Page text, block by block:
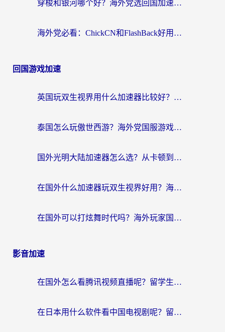
穿梭和银河哪个好？海外党选回国加速器的避坑指南，附番茄加速器实测体验
海外党必看：ChickCN和FlashBack好用吗？3招教你选对回国加速器（附云极、HomeCN、斧牛vs艾果对比）
回国游戏加速
英国玩双生视界用什么加速器比较好？海外党亲测有效的国服游戏加速方案
泰国怎么玩傲世西游？海外党国服游戏加速终极攻略（附光明大陆量子特攻实测）
国外光明大陆加速器怎么选？从卡顿到丝滑的终极指南（含德国玩走开外星人墨西哥玩俄罗斯方块技巧）
在国外什么加速器玩双生视界好用？海外党亲测不踩坑的终极指南
在国外可以打炫舞时代吗？海外玩家国服游戏加速全攻略（附实测推荐）
影音加速
在国外怎么看腾讯视频直播呢？留学生亲测有效的回国加速指南
在日本用什么软件看中国电视剧呢？留学生亲测有效的回国加速方案